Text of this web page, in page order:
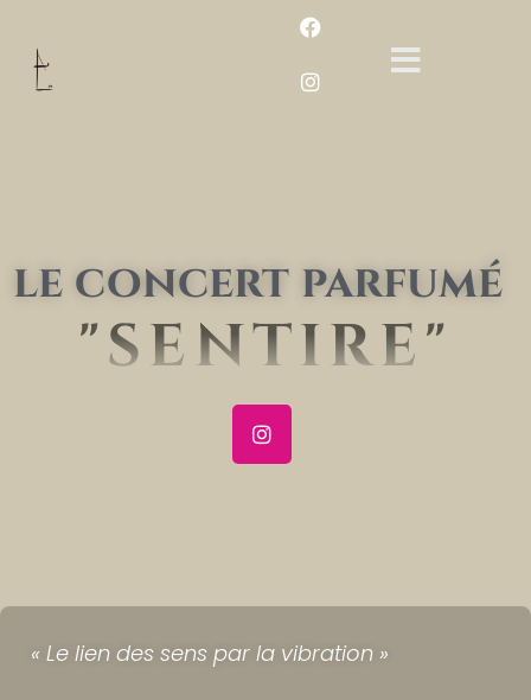
le concert parfumé
"SENTIRE"
« Le lien des sens par la vibration»